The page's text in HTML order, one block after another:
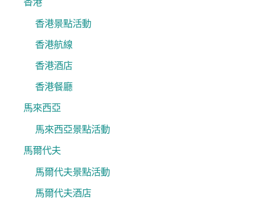
香港景點活動
香港航線
香港酒店
香港餐廳
馬來西亞
馬來西亞景點活動
馬爾代夫
馬爾代夫景點活動
馬爾代夫酒店